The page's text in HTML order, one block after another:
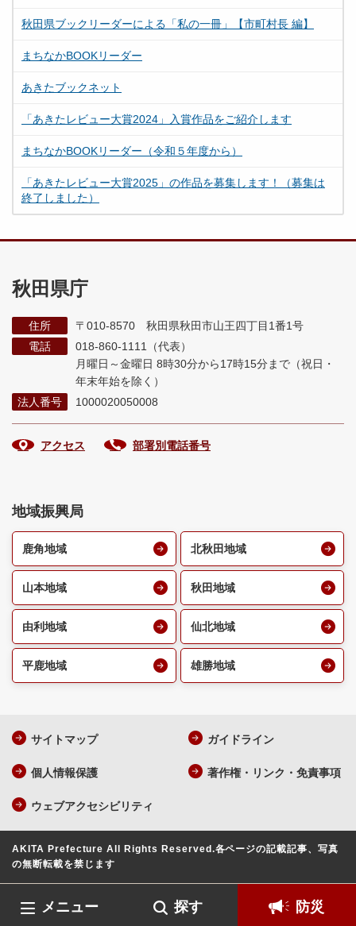
メニュー 探す 防災
秋田県ブックリーダーによる「私の一冊」【市町村長 編】
まちなかBOOKリーダー
あきたブックネット
「あきたレビュー大賞2024」入賞作品をご紹介します
まちなかBOOKリーダー（令和５年度から）
「あきたレビュー大賞2025」の作品を募集します！（募集は
終了しました）
秋田県庁
住所
〒010-8570 秋田県秋田市山王四丁目1番1号
電話
018-860-1111（代表）
月曜日～金曜日 8時30分から17時15分まで （祝日・
年末年始を除く）
法人番号
1000020050008
アクセス 部署別電話番号
地域振興局
鹿角地域 北秋田地域
山本地域 秋田地域
由利地域 仙北地域
平鹿地域 雄勝地域
サイトマップ ガイドライン
個人情報保護 著作権・リンク・免責事項
ウェブアクセシビリティ
AKITA Prefecture All Rights Reserved.各ページの記載記事、写真
の無断転載を禁じます